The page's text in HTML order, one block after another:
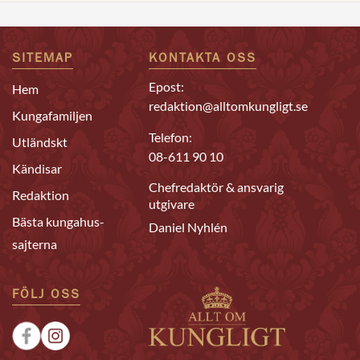
SITEMAP
Hem
Kungafamiljen
Utländskt
Kändisar
Redaktion
Bästa kungahus-
sajterna
KONTAKTA OSS
Epost:
redaktion@alltomkungligt.se
Telefon:
08-611 90 10
Chefredaktör & ansvarig
utgivare
Daniel Nyhlén
FÖLJ OSS